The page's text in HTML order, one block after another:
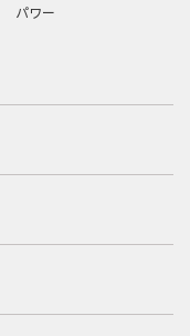
パワー